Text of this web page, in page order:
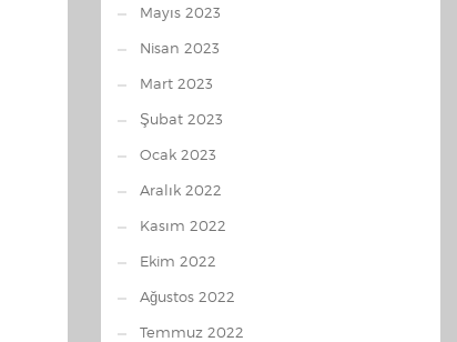
Mayıs 2023
Nisan 2023
Mart 2023
Şubat 2023
Ocak 2023
Aralık 2022
Kasım 2022
Ekim 2022
Ağustos 2022
Temmuz 2022